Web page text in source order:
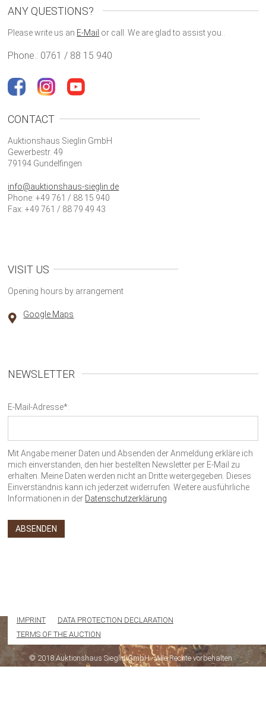
ANY QUESTIONS?
Please write us an E-Mail or call. We are glad to assist you..
Phone.: 0761 / 88 15 940
CONTACT
Auktionshaus Sieglin GmbH
Gewerbestr. 49
79194 Gundelfingen
info@auktionshaus-sieglin.de
Phone: +49 761 / 88 15 940
Fax: +49 761 / 88 79 49 43
VISIT US
Opening hours by arrangement
Google Maps
NEWSLETTER
E-Mail-Adresse*:
Mit Angabe meiner Daten und Absenden der Anmeldung erkläre ich
mich einverstanden, den hier bestellten Newsletter per E-Mail zu
erhalten. Meine Daten werden nicht an Dritte weitergegeben. Dieses
Einverständnis kann ich jederzeit widerrufen. Weitere ausführliche
Informationen in der Datenschutzerklärung
IMPRINT
DATA PROTECTION DECLARATION
TERMS OF THE AUCTION
© 2018 Auktionshaus Sieglin GmbH - Alle Rechte vorbehalten